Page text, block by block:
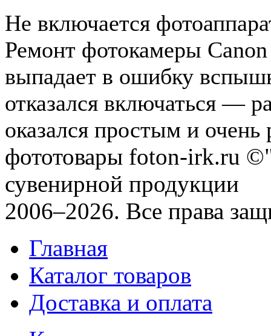
Не включается
Ремонт фотокамеры
выпадает в ошибку
отказался включаться —
оказался простым и
фототовары foton-irk.ru
сувенирной продукции
2006–2026. Все права
Главная
Каталог товаров
Доставка и оплата